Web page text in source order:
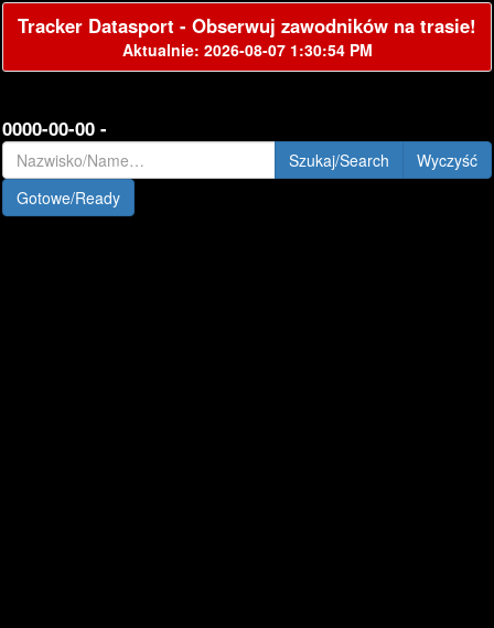
Tracker Datasport - Obserwuj zawodników na trasie!
Aktualnie: 2026-08-07 1:30:54 PM
0000-00-00 -
Szukaj/Search
Gotowe/Ready